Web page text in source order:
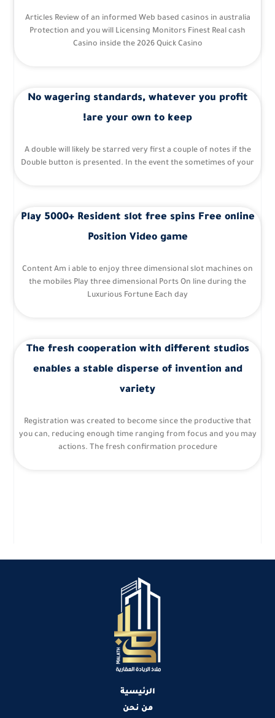
Articles Review of an informed Web based casinos in australia
Protection and you will Licensing Monitors Finest Real cash
Casino inside the 2026 Quick Casino
No wagering standards, whatever you profit
are your own to keep!
A double will likely be starred very first a couple of notes if the
Double button is presented. In the event the sometimes of your
Play 5000+ Resident slot free spins Free online
Position Video game
Content Am i able to enjoy three dimensional slot machines on
the mobiles Play three dimensional Ports On line during the
Luxurious Fortune Each day
The fresh cooperation with different studios
enables a stable disperse of invention and
variety
Registration was created to become since the productive that
you can, reducing enough time ranging from focus and you may
actions. The fresh confirmation procedure
الرئيسية
من نحن